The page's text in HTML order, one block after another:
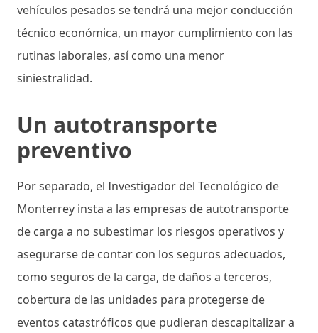
vehículos pesados se tendrá una mejor conducción
técnico económica, un mayor cumplimiento con las
rutinas laborales, así como una menor
siniestralidad.
Un autotransporte
preventivo
Por separado, el Investigador del Tecnológico de
Monterrey insta a las empresas de autotransporte
de carga a no subestimar los riesgos operativos y
asegurarse de contar con los seguros adecuados,
como seguros de la carga, de daños a terceros,
cobertura de las unidades para protegerse de
eventos catastróficos que pudieran descapitalizar a